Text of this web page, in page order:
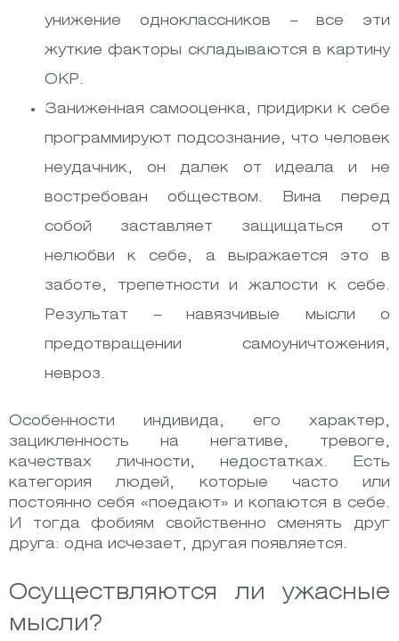
унижение одноклассников – все эти
жуткие факторы складываются в картину
ОКР.
Заниженная самооценка, придирки к себе
программируют подсознание, что человек
неудачник, он далек от идеала и не
востребован обществом. Вина перед
собой заставляет защищаться от
нелюбви к себе, а выражается это в
заботе, трепетности и жалости к себе.
Результат – навязчивые мысли о
предотвращении самоуничтожения,
невроз.
Особенности индивида, его характер,
зацикленность на негативе, тревоге,
качествах личности, недостатках. Есть
категория людей, которые часто или
постоянно себя «поедают» и копаются в себе.
И тогда фобиям свойственно сменять друг
друга: одна исчезает, другая появляется.
Осуществляются ли ужасные
мысли?